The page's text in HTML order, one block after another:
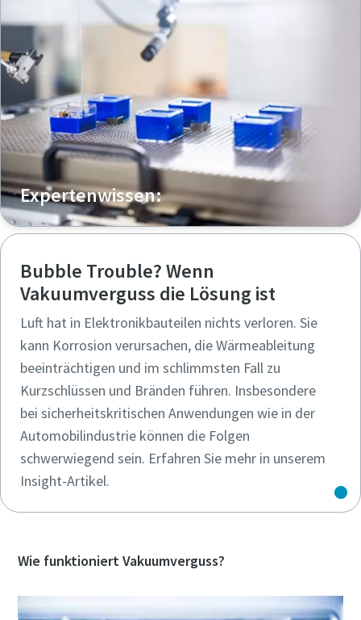
Expertenwissen:
Bubble Trouble? Wenn
Vakuumverguss die Lösung ist
Luft hat in Elektronikbauteilen nichts verloren. Sie
kann Korrosion verursachen, die Wärmeableitung
beeinträchtigen und im schlimmsten Fall zu
Kurzschlüssen und Bränden führen. Insbesondere
bei sicherheitskritischen Anwendungen wie in der
Automobilindustrie können die Folgen
schwerwiegend sein. Erfahren Sie mehr in unserem
Insight-Artikel.
Wie funktioniert Vakuumverguss?